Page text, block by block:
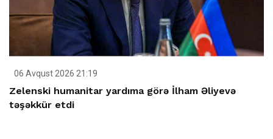
06 Avqust 2026 21:19
Zelenski humanitar yardıma görə İlham Əliyevə
təşəkkür etdi